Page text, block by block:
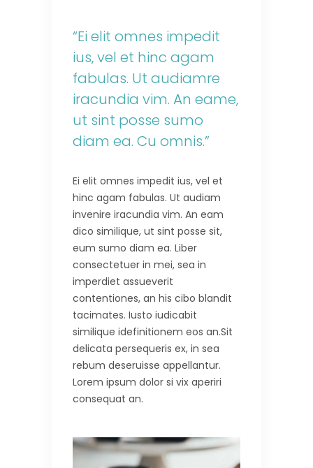
“Ei elit omnes impedit
ius, vel et hinc agam
fabulas. Ut audiamre
iracundia vim. An eame,
ut sint posse sumo
diam ea. Cu omnis.”
Ei elit omnes impedit ius, vel et
hinc agam fabulas. Ut audiam
invenire iracundia vim. An eam
dico similique, ut sint posse sit,
eum sumo diam ea. Liber
consectetuer in mei, sea in
imperdiet assueverit
contentiones, an his cibo blandit
tacimates. Iusto iudicabit
similique idefinitionem eos an.Sit
delicata persequeris ex, in sea
rebum deseruisse appellantur.
Lorem ipsum dolor si vix aperiri
consequat an.